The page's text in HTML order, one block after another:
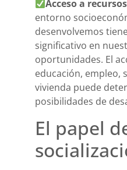
Acceso a
entorno
desenvolvemos
significativo en
oportunidades. El
educación, empleo,
vivienda puede
posibilidades de
El papel